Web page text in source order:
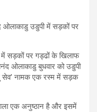
ओलाकाडु उडुपी में सड़कों पर
में सड़कों पर गड्ढों के खिलाफ
ओलाकाडु बुधवार को उडुपी
सेव’ नामक एक रस्म में सड़क
एक अनुष्ठान है और इसमें